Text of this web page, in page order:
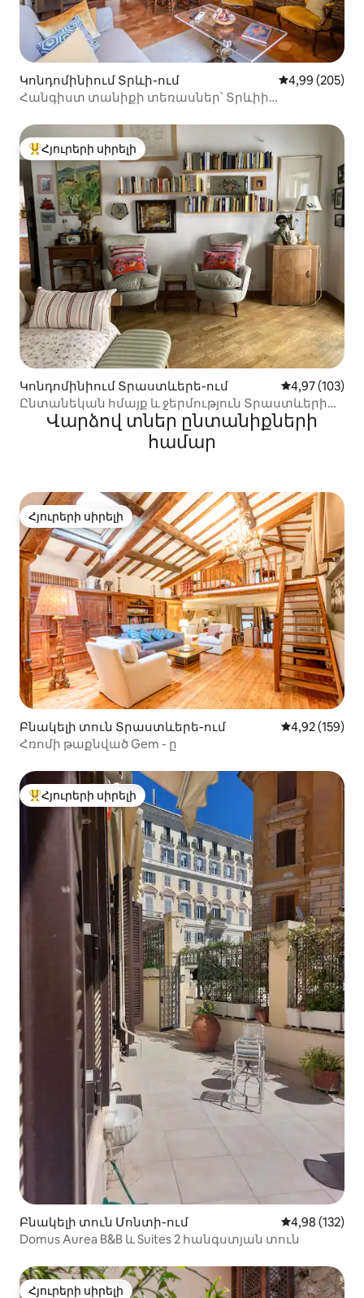
Կոնդոմինիում Տրևի-ում Միջին
4,99 (205)
Հանգիստ տանիքի տեռասներ՝ Տրևիի
Հյուրերի սիրելի լավագույն տները
Հյուրերի սիրելի
Կոնդոմինիում Տրաստևերե-ում Միջին
4,97 (103)
Ընտանեկան հմայք և ջերմություն Տրաստևերի
սրտումՎարձով տներ ընտանիքների
համար
Հյուրերի սիրելի
Հյուրերի սիրելի
Բնակելի տուն Տրաստևերե-ում Միջին
4,92 (159)
Հռոմի թաքնված Gem - ը
Հյուրերի սիրելի լավագույն տները
Հյուրերի սիրելի
Բնակելի տուն Մոնտի-ում Միջին
4,98 (132)
Domus Aurea B&B և Suites 2 հանգստյան տուն
Հյուրերի սիրելի